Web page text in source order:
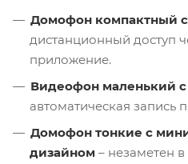
Домофон компактный
дистанционный доступ
приложение.
Видеофон маленький
автоматическая запись
Домофон тонкие с
дизайном – незаметен